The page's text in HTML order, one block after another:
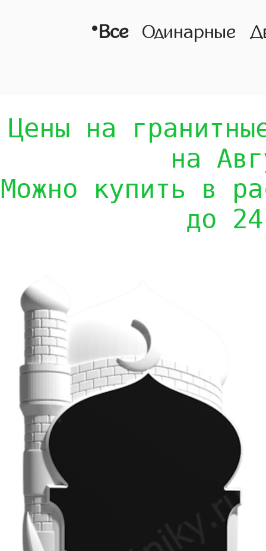
•Все Одинарные
Цены на
на
Можно купить в
до